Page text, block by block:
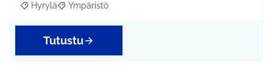
Rajaa tulokset aihepiirin mukaan: Hyrylä
Hyrylä Rajaa tulokset teeman mukaan: Ympäristö
Ympäristö
Tutustu